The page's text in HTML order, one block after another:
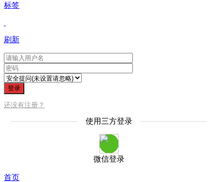
标签
刷新
登录
还没有注册？
使用三方登录
微信登录
首页